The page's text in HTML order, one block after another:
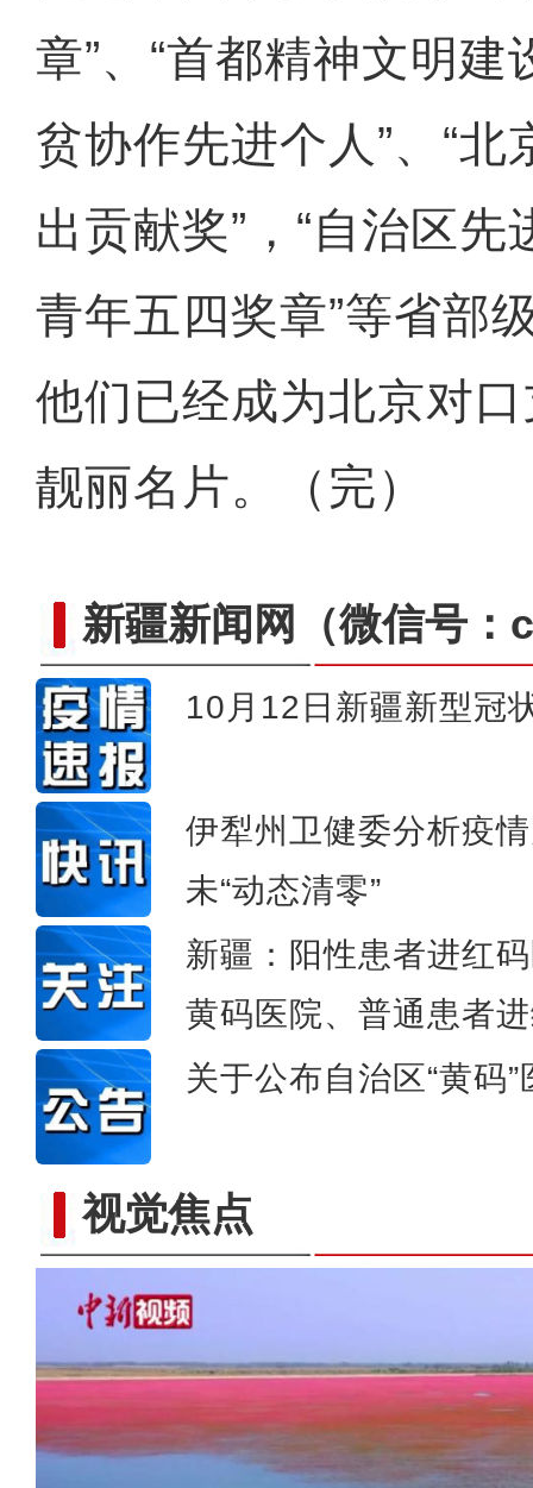
章”、“首都精神文明建
贫协作先进个人”、“
出贡献奖”，“自治区先
青年五四奖章”等省部
他们已经成为北京对
靓丽名片。（完）
新疆新闻网 （微信号
10月12日新疆新型冠
伊犁州卫健委分析疫
未“动态清零”
新疆：阳性患者进红
黄码医院、普通患者
关于公布自治区“黄码
视觉焦点